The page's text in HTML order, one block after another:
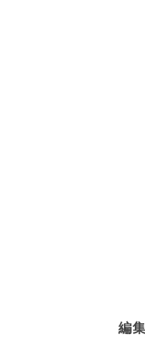
編